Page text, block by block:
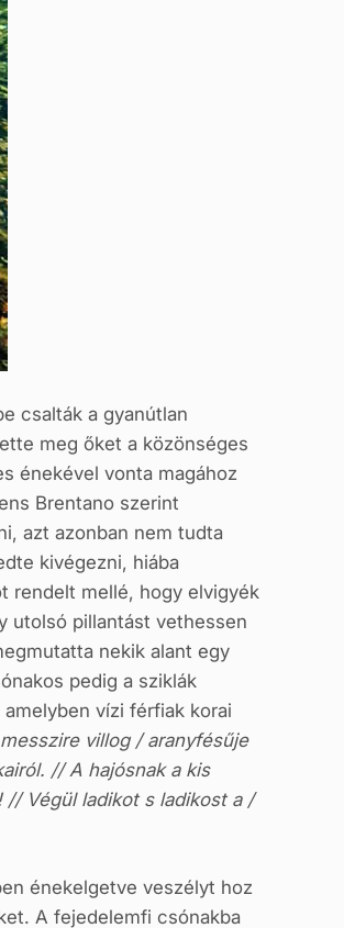
csalták a gyanútlan
meg őket a közönséges
énekével vonta magához
Brentano szerint
azt azonban nem tudta
kivégezni, hiába
rendelt mellé, hogy elvigyék
utolsó pillantást vethessen
nekik alant egy
pedig a sziklák
vízi férfiak korai
villog / aranyfésűje
// A hajósnak a kis
// Végül ladikot s ladikost a /
énekelgetve veszélyt hoz
A fejedelemfi csónakba